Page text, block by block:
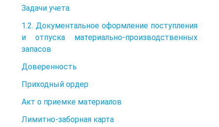
Задачи учета.
1.2. Документальное оформление поступления
и отпуска материально-производственных
запасов
Доверенность
Приходный ордер
Акт о приемке материалов
Лимитно-заборная карта